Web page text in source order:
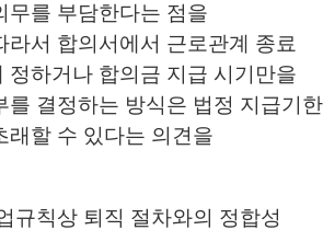
무를 부담한다는 점을
라서 합의서에서 근로관계 종료
정하거나 합의금 지급 시기만을
를 결정하는 방식은 법정 지급기한
래할 수 있다는 의견을
규칙상 퇴직 절차와의 정합성